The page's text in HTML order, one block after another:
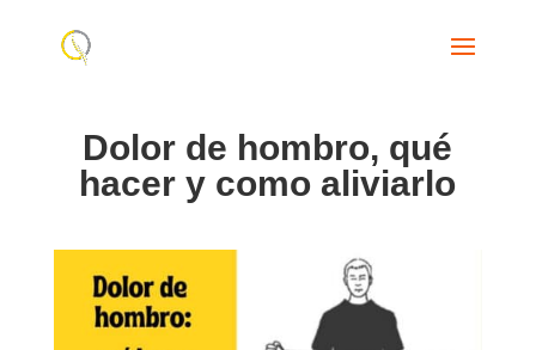
Dolor de hombro, qué
hacer y como aliviarlo